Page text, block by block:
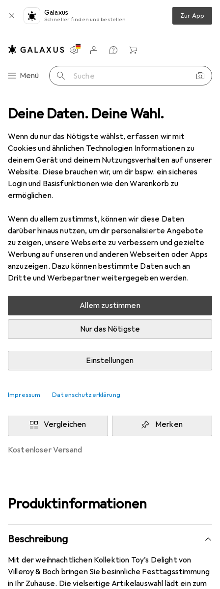
Deine Daten. Deine Wahl.
Wenn du nur das Nötigste wählst, erfassen wir mit
Cookies und ähnlichen Technologien Informationen zu
deinem Gerät und deinem Nutzungsverhalten auf unserer
Website. Diese brauchen wir, um dir bspw. ein sicheres
Login und Basisfunktionen wie den Warenkorb zu
ermöglichen.
Wenn du allem zustimmst, können wir diese Daten
darüber hinaus nutzen, um dir personalisierte Angebote
zu zeigen, unsere Webseite zu verbessern und gezielte
Werbung auf unseren und anderen Webseiten oder Apps
anzuzeigen. Dazu können bestimmte Daten auch an
Dritte und Werbepartner weitergegeben werden.
Allem zustimmen
Nur das Nötigste
Einstellungen
Impressum Datenschutzerklärung
Galaxus
Schneller finden und bestellen Zur App
Navigation nach Kategorien
Menü Suche
Einstellungen
Kundenkonto
Vergleichslisten
Merklisten
Warenkorb
Geschirr Teller Villeroy & Boch Teller Set, 8tlg. Toy's Delight
20 Bilder
Villeroy & Boch Teller Set, 8tlg. Toy's
Delight
1x, 24 cm
Preis in EUR inkl. MwSt.
EUR
225,95
39
Bewertungen
Mehr als 10 Stück an Lager beim Drittanbieter
Lieferort angeben für genaue Lieferzeit
LuxentuDE
In den Warenkorb
Vergleichen Merken
kostenloser Versand
Produktinformationen
Beschreibung
Mit der weihnachtlichen Kollektion Toy’s Delight von
Villeroy & Boch bringen Sie besinnliche Festtagsstimmung
in Ihr Zuhause. Die vielseitige Artikelauswahl lädt ein zum